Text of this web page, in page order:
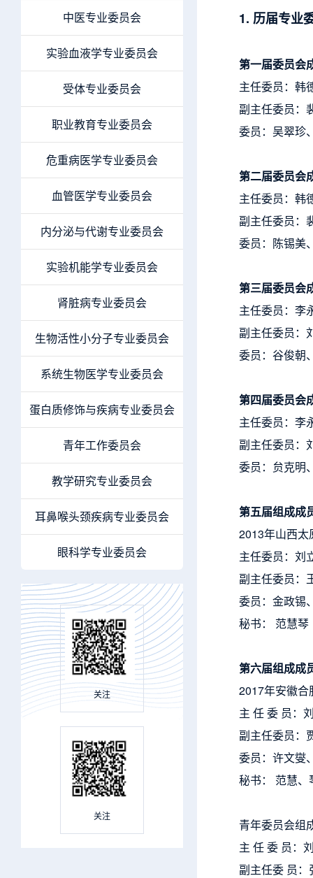
中医专业委员会
实验血液学专业委员会
受体专业委员会
职业教育专业委员会
危重病医学专业委员会
血管医学专业委员会
内分泌与代谢专业委员会
实验机能学专业委员会
肾脏病专业委员会
生物活性小分子专业委员会
系统生物医学专业委员会
蛋白质修饰与疾病专业委员会
青年工作委员会
教学研究专业委员会
耳鼻喉头颈疾病专业委员会
眼科学专业委员会
关注
关注
1. 历届专业
第一届委员会
主任委员：韩
副主任委员：
委员：吴翠珍
第二届委员会
主任委员：韩
副主任委员：
委员：陈锡美
第三届委员会
主任委员：李
副主任委员：
委员：谷俊朝
第四届委员会
主任委员：李
副主任委员：
委员：贠克明
第五届组成成
2013年山西太
主任委员：刘
副主任委员：
委员：金政锡
秘书： 范
第六届组成成
2017年安徽合
主 任 委 员：
副主任委员：
委员：许文燮
秘书： 范慧、
青年委员会组
主 任 委 员：
副主任委 员：